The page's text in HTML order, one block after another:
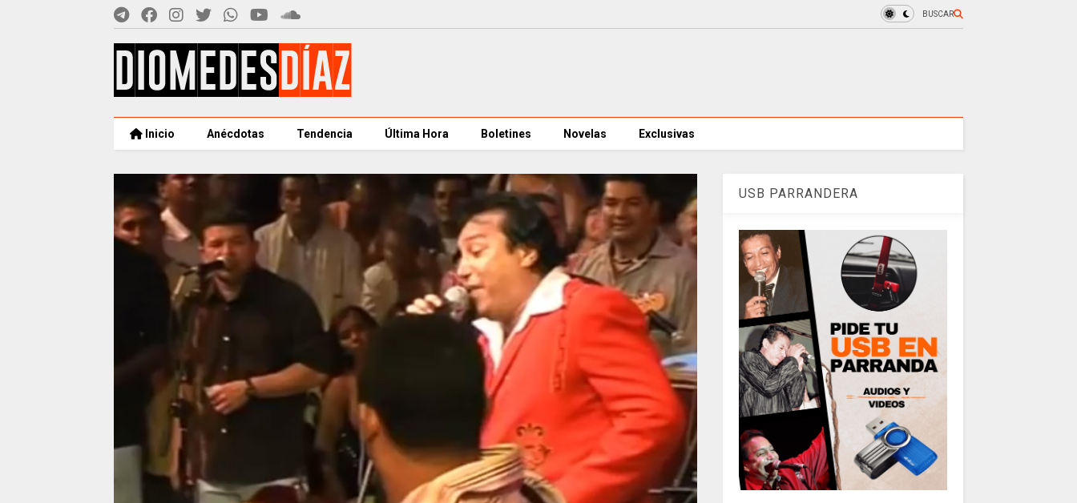
BUSCAR
Inicio Anécdotas Tendencia Última Hora Boletines Novelas Exclusivas
USB PARRANDERA